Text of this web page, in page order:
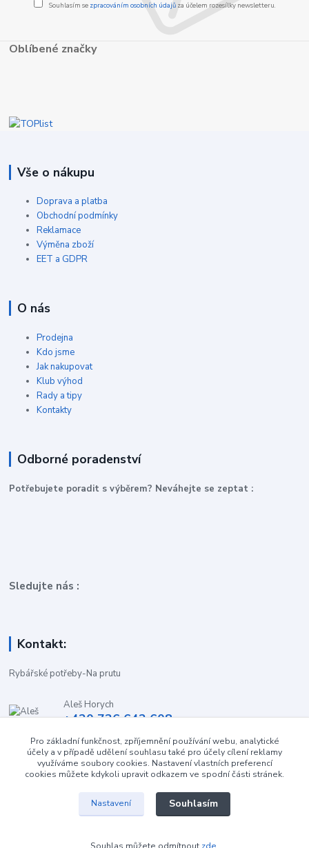
Souhlasím se zpracováním osobních údajůza účelem rozesílky newsletteru.
Oblíbené značky
Vše o nákupu
Doprava a platba
Obchodní podmínky
Reklamace
Výměna zboží
EET a GDPR
O nás
Prodejna
Kdo jsme
Jak nakupovat
Klub výhod
Rady a tipy
Kontakty
Odborné poradenství
Potřebujete poradit s výběrem? Neváhejte se zeptat :
Sledujte nás :
Kontakt:
Rybářské potřeby-Na prutu
Aleš Horych
+420 736 642 608
obchod-naprutu@seznam.cz
Pro základní funkčnost, zpříjemnění používání webu, analytické
účely a v případě udělení souhlasu také pro účely cílení reklamy
využíváme soubory cookies. Nastavení vlastních preferencí
cookies můžete kdykoli upravit odkazem ve spodní části stránek.
Nastavení Souhlasím